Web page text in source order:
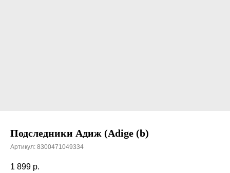
Подследники Адиж (Adige (b)
Артикул: 8300471049334
1 899 р.